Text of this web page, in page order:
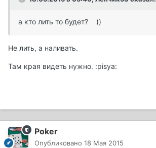
а кто лить то будет? ))
Не лить, а наливать.
Там края видеть нужно. :pisya:
Poker
Опубликовано 18 Мая 2015